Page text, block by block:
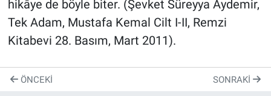
hikâye de böyle biter. (Şevket Süreyya Aydemir,
Tek Adam, Mustafa Kemal Cilt I-II, Remzi
Kitabevi 28. Basım, Mart 2011).
ÖNCEKI SONRAKI